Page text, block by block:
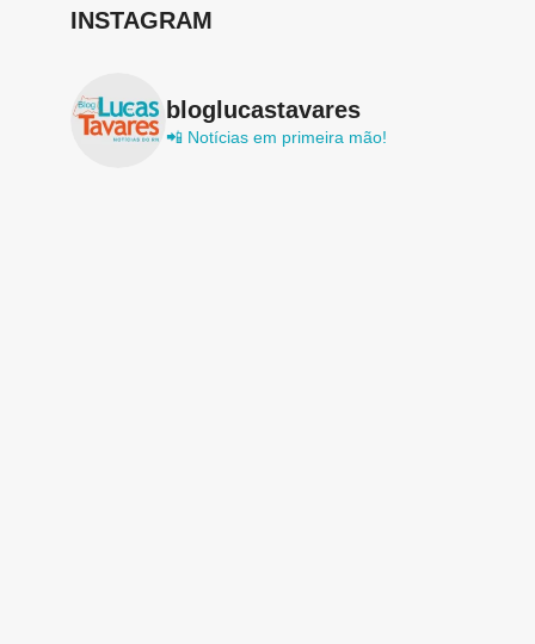
INSTAGRAM
bloglucastavares
📲 Notícias em primeira mão!